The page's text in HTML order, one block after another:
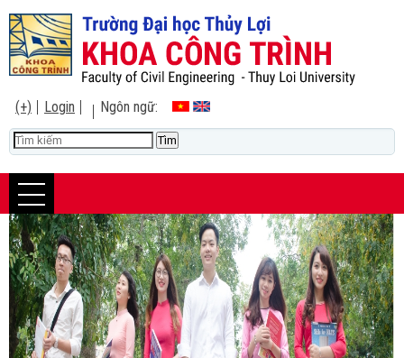
(+) Login Ngôn ngữ: